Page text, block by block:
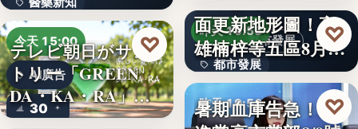
24
處」…
今天 15:00
AI廣告
30
テレビ朝日がサン
トリー「GREEN
DA・KA・RA」
と…
♡ 都市發展
昨天 19:55
都市發展
文字
面更新地形圖！高
雄楠梓等五區8月20
日上…
♡
昨天 19:53
暑期血庫告急！民
♡